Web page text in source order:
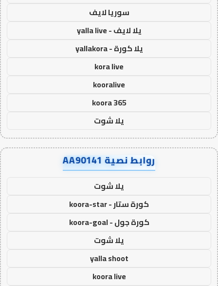
سوريا لايف
يلا لايف - yalla live
يلا كورة - yallakora
kora live
kooralive
koora 365
يلا شوت
روابط نصية AA90141
يلا شوت
كورة ستار - koora-star
كورة جول - koora-goal
يلا شوت
yalla shoot
koora live